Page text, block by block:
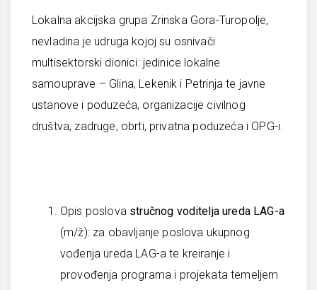
Lokalna akcijska grupa Zrinska Gora-Turopolje,
nevladina je udruga kojoj su osnivači
multisektorski dionici: jedinice lokalne
samouprave – Glina, Lekenik i Petrinja te javne
ustanove i poduzeća, organizacije civilnog
društva, zadruge, obrti, privatna poduzeća i OPG-i.
Opis poslova stručnog voditelja ureda LAG-a
(m/ž): za obavljanje poslova ukupnog
vođenja ureda LAG-a te kreiranje i
provođenja programa i projekata temeljem